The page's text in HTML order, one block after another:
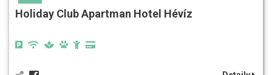
Holiday Club Apartman Hotel Hévíz